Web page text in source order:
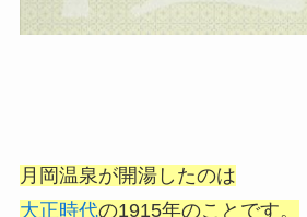
月岡温泉が開湯したのは
大正時代の1915年のことです。